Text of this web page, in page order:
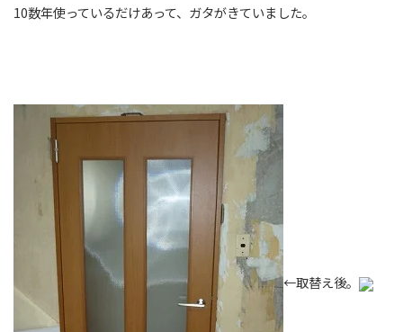
10数年使っているだけあって、ガタがきていました。
←取替え後。